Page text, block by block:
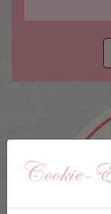
Cookie-